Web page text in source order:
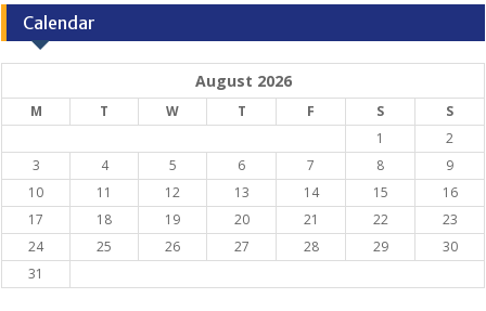
Calendar
August 2026
M T W T F S
S
1
2
3
4 5 6 7 8
9
10
11 12 13 14 15
16
17
18 19 20 21 22
23
24
25 26 27 28 29
30
31